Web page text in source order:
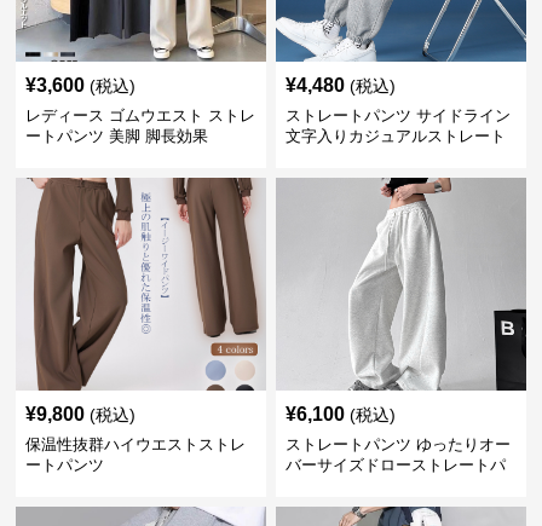
¥3,600 (税込)
レディース ゴムウエスト ストレ
ートパンツ 美脚 脚長効果
¥4,480 (税込)
ストレートパンツ サイドライン
文字入りカジュアルストレート
¥9,800 (税込)
保温性抜群ハイウエストストレ
ートパンツ
¥6,100 (税込)
ストレートパンツ ゆったりオー
バーサイズドローストレートパ